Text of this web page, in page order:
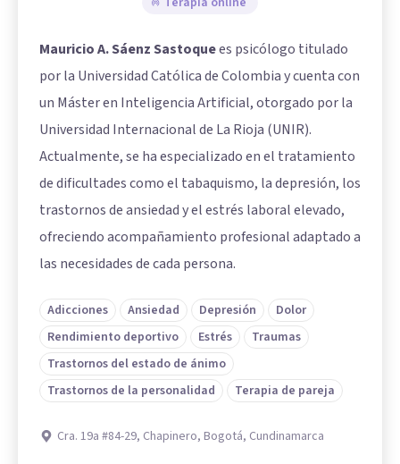
Mauricio A. Sáenz Sastoquees psicólogo titulado
por la Universidad Católica de Colombia y cuenta con
un Máster en Inteligencia Artificial, otorgado por la
Universidad Internacional de La Rioja (UNIR).
Actualmente, se ha especializado en el tratamiento
de dificultades como el tabaquismo, la depresión, los
trastornos de ansiedad y el estrés laboral elevado,
ofreciendo acompañamiento profesional adaptado a
las necesidades de cada persona.
Adicciones Ansiedad Depresión
Dolor
Rendimiento deportivo
Estrés
Traumas
Trastornos del estado de ánimo
Trastornos de la personalidad
Terapia de pareja
Cra. 19a #84-29, Chapinero, Bogotá, Cundinamarca